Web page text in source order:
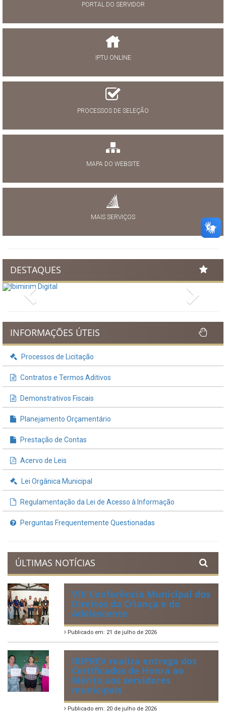
PORTAL DO SERVIDOR
IPTU ONLINE
PROCESSOS DE SELEÇÃO
MAPA DO WEBSITE
MAIS SERVIÇOS
DESTAQUES
Previous
INFORMAÇÕES ÚTEIS
Processos de Licitação
Contratos e Termos Aditivos
Demonstrativos Fiscais
Planejamento Orçamentário
Prestação de Contas
Acervo de Leis
Lei Orgânica Municipal
Regulamentação da Lei de Acesso à Informação
Perguntas Frequentemente Questionadas
ÚLTIMAS NOTÍCIAS
VIII Conferência Municipal dos
Direitos da Criança e do
Adolescente
Publicado em: 21 de julho de 2026
IBIPREV realiza entrega dos
Certificados de Honra ao
Mérito aos servidores
municipais
Publicado em: 20 de julho de 2026